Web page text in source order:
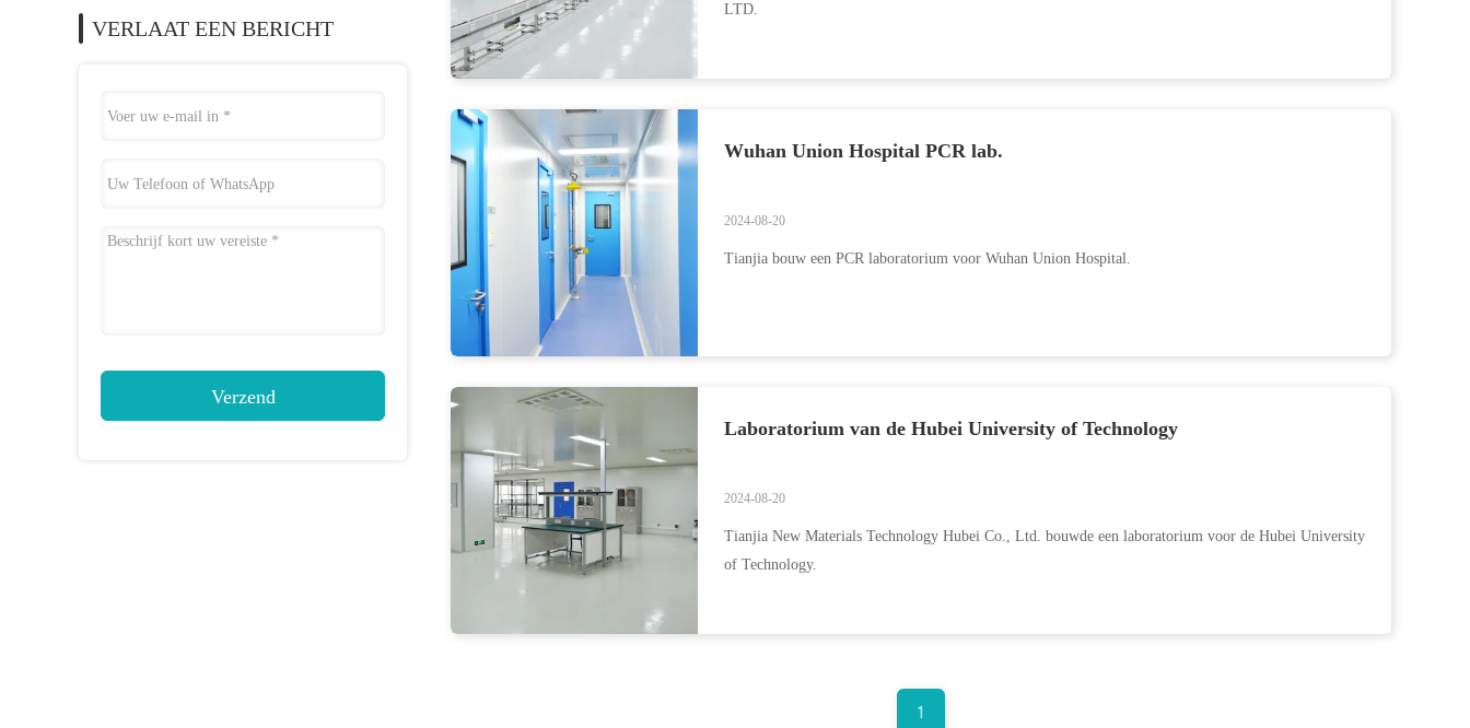
VERLAAT EEN BERICHT
Verzend
LTD.
Wuhan Union Hospital PCR lab.
2024-08-20
Tianjia bouw een PCR laboratorium voor Wuhan Union Hospital.
Laboratorium van de Hubei University of Technology
2024-08-20
Tianjia New Materials Technology Hubei Co., Ltd. bouwde een laboratorium voor de Hubei University
of Technology.
1